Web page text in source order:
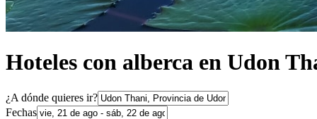
Hoteles con alberca en Udon
¿A dónde quieres ir?
Fechas